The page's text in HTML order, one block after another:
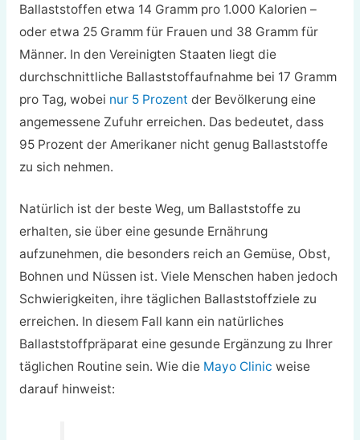
Ballaststoffen etwa 14 Gramm pro 1.000 Kalorien –
oder etwa 25 Gramm für Frauen und 38 Gramm für
Männer. In den Vereinigten Staaten liegt die
durchschnittliche Ballaststoffaufnahme bei 17 Gramm
pro Tag, wobei nur 5 Prozent der Bevölkerung eine
angemessene Zufuhr erreichen. Das bedeutet, dass
95 Prozent der Amerikaner nicht genug Ballaststoffe
zu sich nehmen.
Natürlich ist der beste Weg, um Ballaststoffe zu
erhalten, sie über eine gesunde Ernährung
aufzunehmen, die besonders reich an Gemüse, Obst,
Bohnen und Nüssen ist. Viele Menschen haben jedoch
Schwierigkeiten, ihre täglichen Ballaststoffziele zu
erreichen. In diesem Fall kann ein natürliches
Ballaststoffpräparat eine gesunde Ergänzung zu Ihrer
täglichen Routine sein. Wie die Mayo Clinic weise
darauf hinweist: